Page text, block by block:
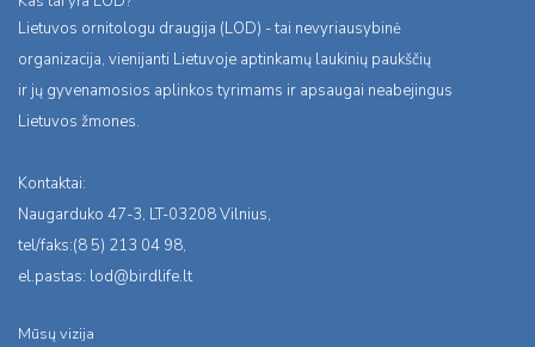
Lietuvos ornitologu draugija (LOD) - tai nevyriausybinė
organizacija, vienijanti Lietuvoje aptinkamų laukinių paukščių
ir jų gyvenamosios aplinkos tyrimams ir apsaugai neabejingus
Lietuvos žmones.
Kontaktai:
Naugarduko 47-3, LT-03208 Vilnius,
tel/faks:(8 5) 213 04 98,
el.pastas: lod@birdlife.lt
Mūsų vizija